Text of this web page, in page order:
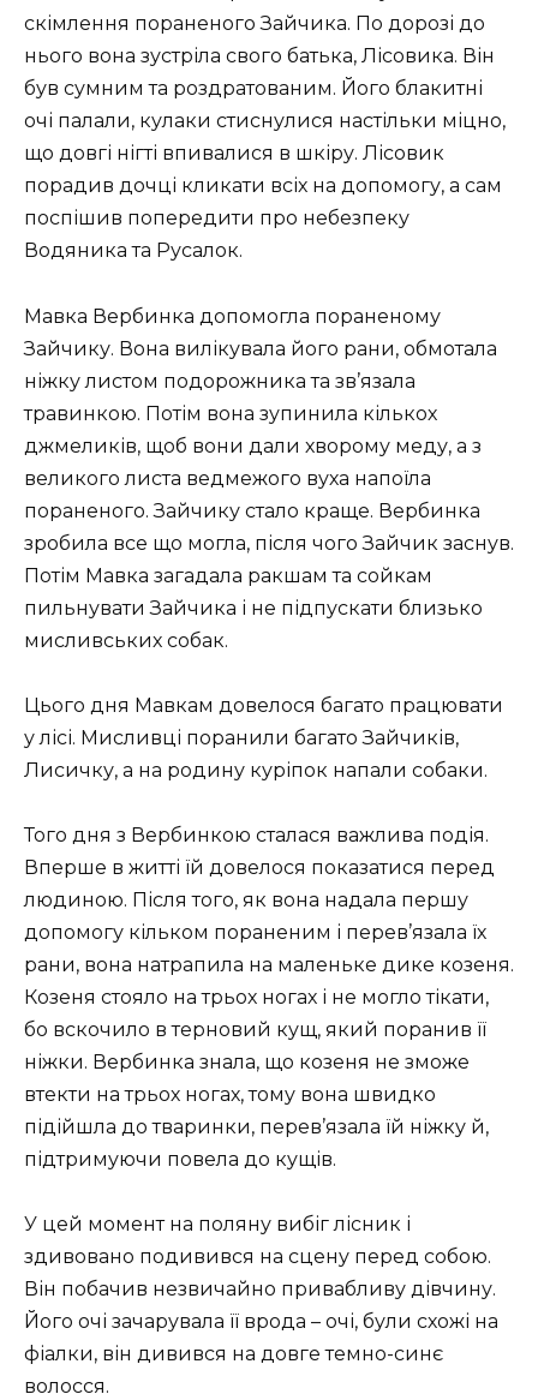
скімлення пораненого Зайчика. По дорозі до
нього вона зустріла свого батька, Лісовика. Він
був сумним та роздратованим. Його блакитні
очі палали, кулаки стиснулися настільки міцно,
що довгі нігті впивалися в шкіру. Лісовик
порадив дочці кликати всіх на допомогу, а сам
поспішив попередити про небезпеку
Водяника та Русалок.
Мавка Вербинка допомогла пораненому
Зайчику. Вона вилікувала його рани, обмотала
ніжку листом подорожника та зв’язала
травинкою. Потім вона зупинила кількох
джмеликів, щоб вони дали хворому меду, а з
великого листа ведмежого вуха напоїла
пораненого. Зайчику стало краще. Вербинка
зробила все що могла, після чого Зайчик заснув.
Потім Мавка загадала ракшам та сойкам
пильнувати Зайчика і не підпускати близько
мисливських собак.
Цього дня Мавкам довелося багато працювати
у лісі. Мисливці поранили багато Зайчиків,
Лисичку, а на родину куріпок напали собаки.
Того дня з Вербинкою сталася важлива подія.
Вперше в житті їй довелося показатися перед
людиною. Після того, як вона надала першу
допомогу кільком пораненим і перев’язала їх
рани, вона натрапила на маленьке дике козеня.
Козеня стояло на трьох ногах і не могло тікати,
бо вскочило в терновий кущ, який поранив її
ніжки. Вербинка знала, що козеня не зможе
втекти на трьох ногах, тому вона швидко
підійшла до тваринки, перев’язала їй ніжку й,
підтримуючи повела до кущів.
У цей момент на поляну вибіг лісник і
здивовано подивився на сцену перед собою.
Він побачив незвичайно привабливу дівчину.
Його очі зачарувала її врода – очі, були схожі на
фіалки, він дивився на довге темно-синє
волосся.